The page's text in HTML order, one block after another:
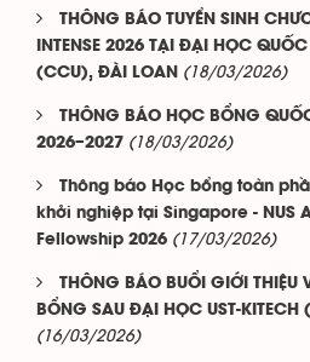
THÔNG BÁO TUYỂN SINH
INTENSE 2026 TẠI ĐẠI HỌC
(CCU), ĐÀI LOAN
(18/03/2026)
THÔNG BÁO HỌC BỔNG
2026–2027 (18/03/2026)
Thông báo Học bổng toàn
khởi nghiệp tại Singapore - NUS
Fellowship 2026 (17/03/2026)
THÔNG BÁO BUỔI GIỚI THIỆU
BỔNG SAU ĐẠI HỌC UST-KITECH
(16/03/2026)